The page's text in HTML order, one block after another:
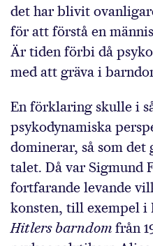
det har blivit
för att förstå en
Är tiden förbi då
med att gräva i
En förklaring skulle i
psykodynamiska
dominerar, så som
talet. Då var Sigmund
fortfarande levande
konsten, till exempel i
Hitlers barndom från